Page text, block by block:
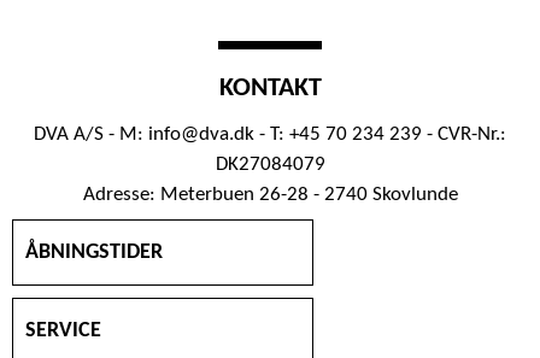
KONTAKT
DVA A/S - M: info@dva.dk - T: +45 70 234 239 - CVR-Nr.:
DK27084079
Adresse: Meterbuen 26-28 - 2740 Skovlunde
ÅBNINGSTIDER
SERVICE